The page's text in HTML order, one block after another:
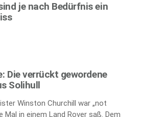
je nach Bedürfnis ein
Die verrückt gewordene
Solihull
Winston Churchill war „not
Mal in einem Land Rover saß. Dem